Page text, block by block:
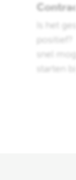
Is het
snel
starten